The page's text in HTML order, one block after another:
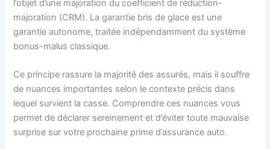
l’objet d’une majoration du coefficient de réduction-
majoration (CRM). La garantie bris de glace est une
garantie autonome, traitée indépendamment du système
bonus-malus classique.
Ce principe rassure la majorité des assurés, mais il souffre
de nuances importantes selon le contexte précis dans
lequel survient la casse. Comprendre ces nuances vous
permet de déclarer sereinement et d’éviter toute mauvaise
surprise sur votre prochaine prime d’assurance auto.